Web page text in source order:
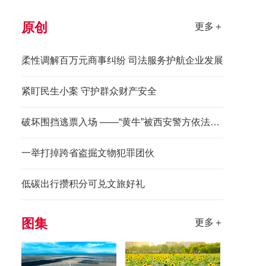
原创 更多＋
柔性调解百万元商事纠纷 司法服务护航企业发展
紧盯民生小案 守护群众财产安全
破坏围挡逃票入场 ——“黄牛”被西安警方依法拘留
一举打掉跨省盗掘文物犯罪团伙
低碳出行攒积分可兑文旅好礼
图集 更多＋